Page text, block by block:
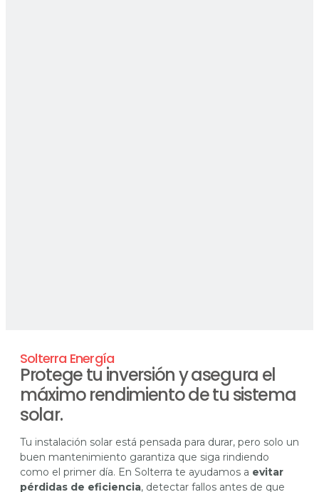
Solterra Energía
Protege tu inversión y asegura el
máximo rendimiento de tu sistema
solar.
Tu instalación solar está pensada para durar, pero solo un
buen mantenimiento garantiza que siga rindiendo
como el primer día. En Solterra te ayudamos a evitar
pérdidas de eficiencia, detectar fallos antes de que